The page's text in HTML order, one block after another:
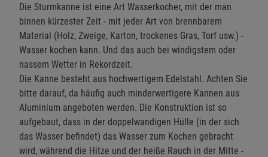
Die Sturmkanne ist eine Art Wasserkocher, mit der man
binnen kürzester Zeit - mit jeder Art von brennbarem
Material (Holz, Zweige, Karton, trockenes Gras, Torf usw.) -
Wasser kochen kann. Und das auch bei windigstem oder
nassem Wetter in Rekordzeit.
Die Kanne besteht aus hochwertigem Edelstahl. Achten Sie
bitte darauf, da häufig auch minderwertigere Kannen aus
Aluminium angeboten werden. Die Konstruktion ist so
aufgebaut, dass in der doppelwandigen Hülle (in der sich
das Wasser befindet) das Wasser zum Kochen gebracht
wird, während die Hitze und der heiße Rauch in der Mitte -